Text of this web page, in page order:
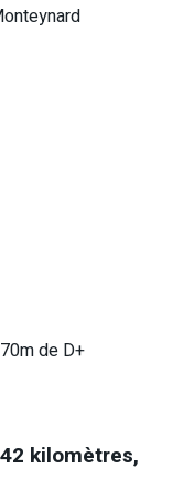
de D+
kilomètres,